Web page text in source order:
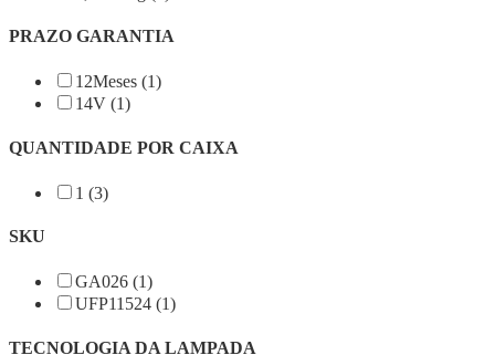
PRAZO GARANTIA
12Meses (1)
14V (1)
QUANTIDADE POR CAIXA
1 (3)
SKU
GA026 (1)
UFP11524 (1)
TECNOLOGIA DA LAMPADA